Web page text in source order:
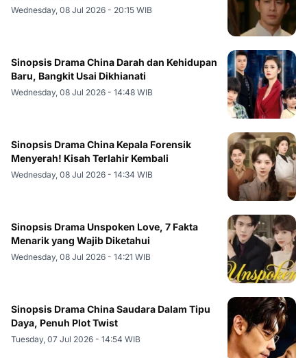
Wednesday, 08 Jul 2026 - 20:15 WIB
Sinopsis Drama China Darah dan Kehidupan
Baru, Bangkit Usai Dikhianati
Wednesday, 08 Jul 2026 - 14:48 WIB
Sinopsis Drama China Kepala Forensik
Menyerah! Kisah Terlahir Kembali
Wednesday, 08 Jul 2026 - 14:34 WIB
Sinopsis Drama Unspoken Love, 7 Fakta
Menarik yang Wajib Diketahui
Wednesday, 08 Jul 2026 - 14:21 WIB
Sinopsis Drama China Saudara Dalam Tipu
Daya, Penuh Plot Twist
Tuesday, 07 Jul 2026 - 14:54 WIB